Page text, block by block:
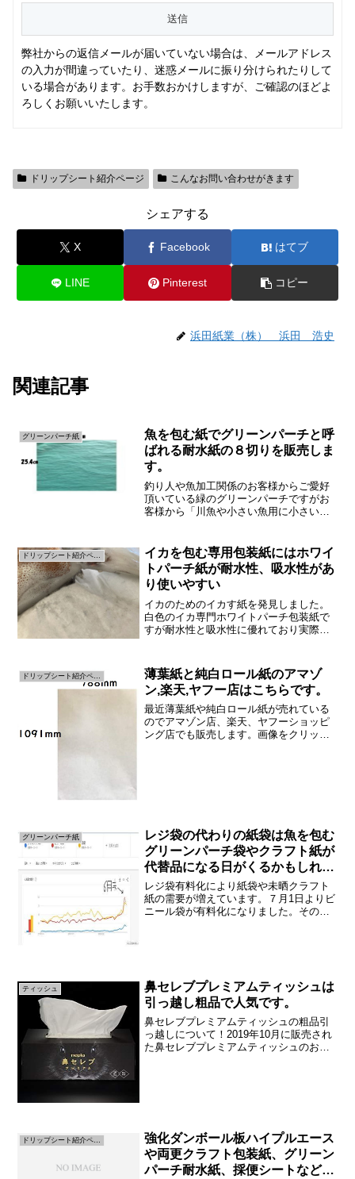
弊社からの返信メールが届いていない場合は、メールアドレス
の入力が間違っていたり、迷惑メールに振り分けられたりして
いる場合があります。お手数おかけしますが、ご確認のほどよ
ろしくお願いいたします。
ドリップシート紹介ページ こんなお問い合わせがきます
シェアする
X Facebook はてブ
LINE Pinterest コピー
浜田紙業（株） 浜田 浩史
関連記事
グリーンパーチ紙
魚を包む紙でグリーンパーチと呼
ばれる耐水紙の８切りを販売しま
す。
釣り人や魚加工関係のお客様からご愛好
頂いている緑のグリーンパーチですがお
客様から「川魚や小さい魚用に小さい紙
釣れた時に、耐水紙が大きすぎて使えな
いことはないけども...
イカを包む専用包装紙にはホワイ
トパーチ紙が耐水性、吸水性があ
り使いやすい
イカのためのイカす紙を発見しました。
白色のイカ専門ホワイトパーチ包装紙で
すが耐水性と吸水性に優れており実際に
カをキッチンペーパーやペーパータオル
で包んだ時にこんなことあ...
ドリップシート紹介ページ
薄葉紙と純白ロール紙のアマゾ
ン,楽天,ヤフー店はこちらです。
最近薄葉紙や純白ロール紙が売れている
のでアマゾン店、楽天、ヤフーショッピ
ング店でも販売します。画像をクリック
グリーンパーチ紙
レジ袋の代わりの紙袋は魚を包む
グリーンパーチ袋やクラフト紙が
代替品になる日がくるかもしれな
い
レジ袋有料化により紙袋や未晒クラフト
紙の需要が増えています。７月1日よりビ
ニール袋が有料化になりました。その前
ティッシュ
鼻セレブプレミアムティッシュは
引っ越し粗品で人気です。
鼻セレブプレミアムティッシュの粗品引
っ越しについて！2019年10月に販売され
た鼻セレブプレミアムティッシュのお問
強化ダンボール板ハイプルエース
や両更クラフト包装紙、グリーン
パーチ耐水紙、採便シートなど特